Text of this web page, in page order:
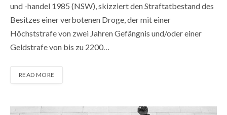
und -handel 1985 (NSW), skizziert den Straftatbestand des
Besitzes einer verbotenen Droge, der mit einer
Höchststrafe von zwei Jahren Gefängnis und/oder einer
Geldstrafe von bis zu 2200…
READ MORE